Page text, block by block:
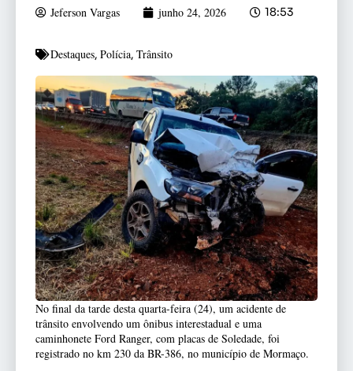
Jeferson Vargas junho 24, 2026 18:53
Destaques, Polícia, Trânsito
No final da tarde desta quarta-feira (24), um acidente de
trânsito envolvendo um ônibus interestadual e uma
caminhonete Ford Ranger, com placas de Soledade, foi
registrado no km 230 da BR-386, no município de Mormaço.